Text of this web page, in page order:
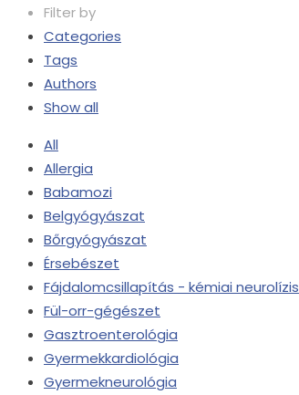
Filter by
Categories
Tags
Authors
Show all
All
Allergia
Babamozi
Belgyógyászat
Bőrgyógyászat
Érsebészet
Fájdalomcsillapítás - kémiai neurolízis
Fül-orr-gégészet
Gasztroenterológia
Gyermekkardiológia
Gyermekneurológia